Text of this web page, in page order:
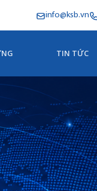
info@ksb.vn
TIN TỨC